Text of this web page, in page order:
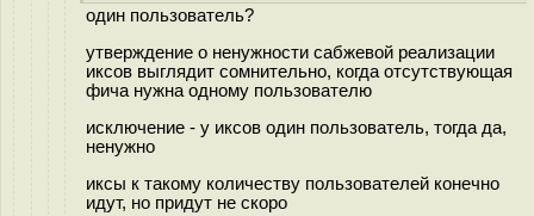
один пользователь?
утверждение о ненужности сабжевой реализации
иксов выглядит сомнительно, когда отсутствующая
фича нужна одному пользователю
исключение - у иксов один пользователь, тогда да,
ненужно
иксы к такому количеству пользователей конечно
идут, но придут не скоро